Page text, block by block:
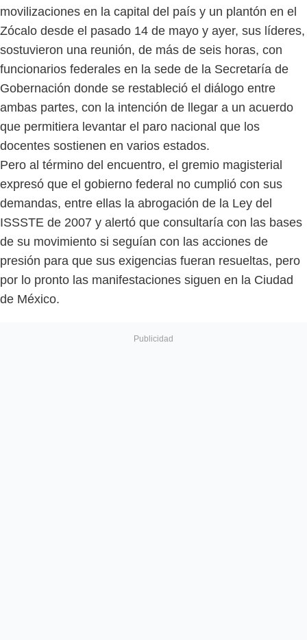
movilizaciones en la capital del país y un plantón en el
Zócalo desde el pasado 14 de mayo y ayer, sus líderes,
sostuvieron una reunión, de más de seis horas, con
funcionarios federales en la sede de la Secretaría de
Gobernación donde se restableció el diálogo entre
ambas partes, con la intención de llegar a un acuerdo
que permitiera levantar el paro nacional que los
docentes sostienen en varios estados.
Pero al término del encuentro, el gremio magisterial
expresó que el gobierno federal no cumplió con sus
demandas, entre ellas la abrogación de la Ley del
ISSSTE de 2007 y alertó que consultaría con las bases
de su movimiento si seguían con las acciones de
presión para que sus exigencias fueran resueltas, pero
por lo pronto las manifestaciones siguen en la Ciudad
de México.